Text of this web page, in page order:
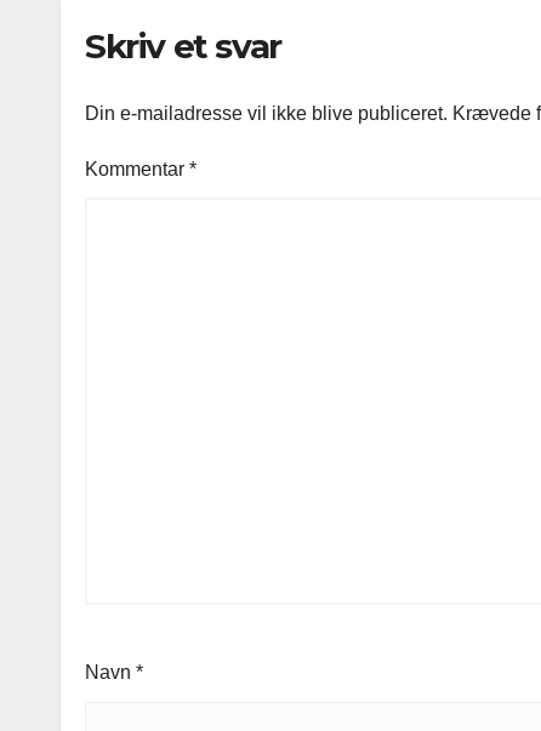
Skriv et svar
Din e-mailadresse vil ikke blive publiceret. Krævede
Kommentar *
Navn *